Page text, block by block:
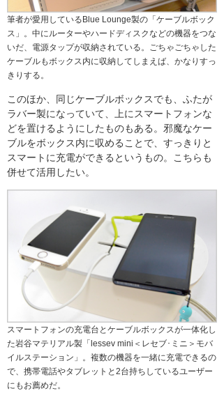
筆者が愛用しているBlue Lounge製の「ケーブルボック
ス」。中にルーターやハードディスクなどの機器をつな
いだ、電源タップが収納されている。ごちゃごちゃした
ケーブルもボックス内に収納してしまえば、かなりすっ
きりする。
このほか、同じケーブルボックスでも、ふたが
ラバー製になっていて、上にスマートフォンな
どを置けるようにしたものもある。邪魔なケー
ブルをボックス内に収めることで、すっきりと
スマートに充電ができるというもの。こちらも
併せて活用したい。
スマートフォンの充電台とケーブルボックスが一体化し
た岩谷マテリアル製「lessev mini＜レセブ･ミニ＞モバ
イルステーション」。複数の機器を一緒に充電できるの
で、携帯電話やタブレットと2台持ちしているユーザー
にもお薦めだ。